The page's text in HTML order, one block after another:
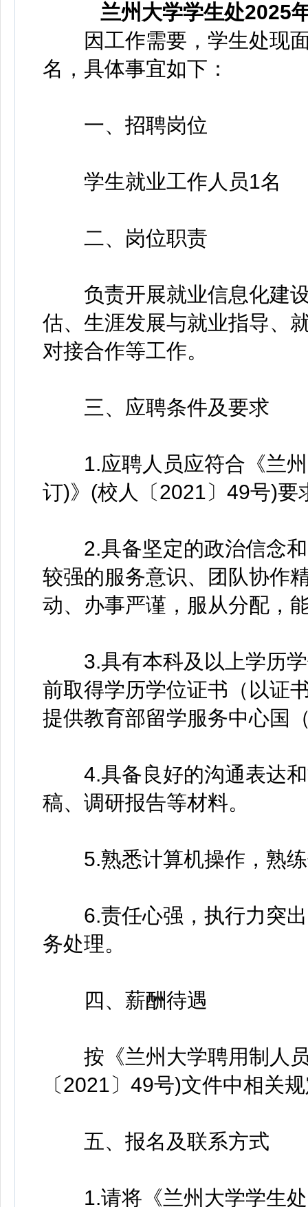
兰州大学学生处2025
因工作需要，学生处现面
名，具体事宜如下：
一、招聘岗位
学生就业工作人员1名
二、岗位职责
负责开展就业信息化建设
估、生涯发展与就业指导、
对接合作等工作。
三、应聘条件及要求
1.应聘人员应符合《兰州
订)》(校人〔2021〕49号)要
2.具备坚定的政治信念和
较强的服务意识、团队协作
动、办事严谨，服从分配，
3.具有本科及以上学历学
前取得学历学位证书（以证
提供教育部留学服务中心国
4.具备良好的沟通表达和
稿、调研报告等材料。
5.熟悉计算机操作，熟练
6.责任心强，执行力突出
务处理。
四、薪酬待遇
按《兰州大学聘用制人员
〔2021〕49号)文件中相关
五、报名及联系方式
1.请将《兰州大学学生处